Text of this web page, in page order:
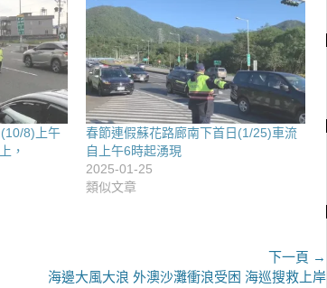
8)上午
，
春節連假蘇花路廊南下首日(1/25)車流
自上午6時起湧現
2025-01-25
類似文章
下一頁 →
海邊大風大浪 外澳沙灘衝浪受困 海巡搜救上岸